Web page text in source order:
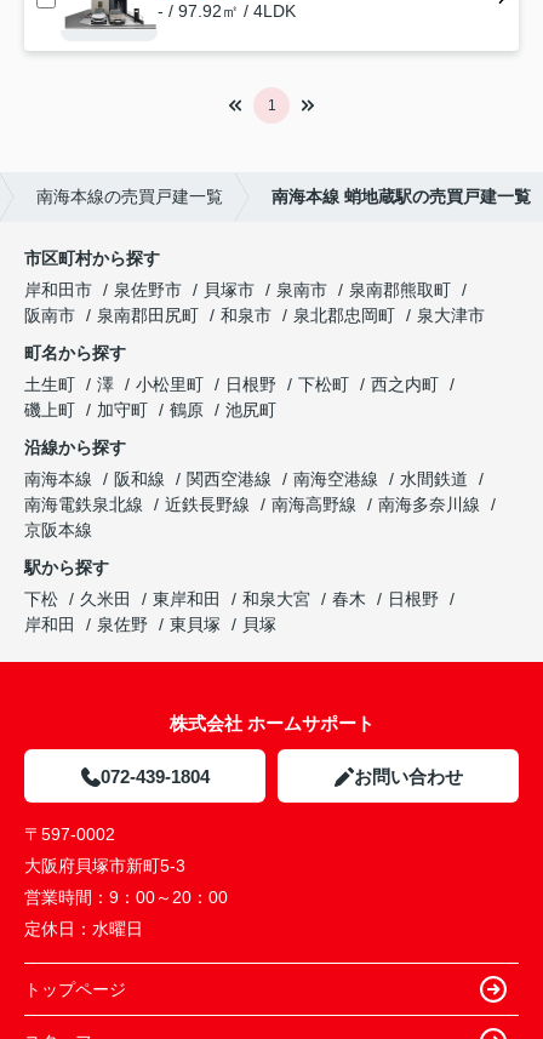
- / 97.92㎡ / 4LDK
1
南海本線の売買戸建一覧 南海本線 蛸地蔵駅の売買戸建一覧
市区町村から探す
岸和田市
泉佐野市 貝塚市 泉南市
泉南郡熊取町
阪南市
泉南郡田尻町 和泉市 泉北郡忠岡町
泉大津市
町名から探す
土生町
澤 小松里町 日根野 下松町
西之内町
磯上町
加守町 鶴原
池尻町
沿線から探す
南海本線
阪和線 関西空港線 南海空港線
水間鉄道
南海電鉄泉北線
近鉄長野線 南海高野線
南海多奈川線
京阪本線
駅から探す
下松
久米田 東岸和田 和泉大宮 春木
日根野
岸和田
泉佐野 東貝塚 貝塚
株式会社 ホームサポート
072-439-1804 お問い合わせ
〒597-0002
大阪府貝塚市新町5-3
営業時間： 9：00～20：00
定休日： 水曜日
トップページ